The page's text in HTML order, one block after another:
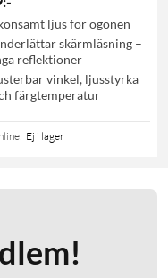
ljus för ögonen
skärmläsning –
reflektioner
vinkel, ljusstyrka
färgtemperatur
: Ej i lager